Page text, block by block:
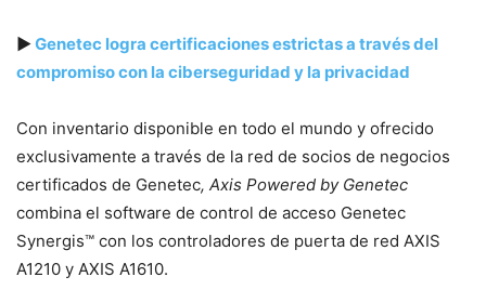
▶Genetec logra certificaciones estrictas a través del
compromiso con la ciberseguridad y la privacidad
Con inventario disponible en todo el mundo y ofrecido
exclusivamente a través de la red de socios de negocios
certificados de Genetec, Axis Powered by Genetec
combina el software de control de acceso Genetec
Synergis™ con los controladores de puerta de red AXIS
A1210 y AXIS A1610.